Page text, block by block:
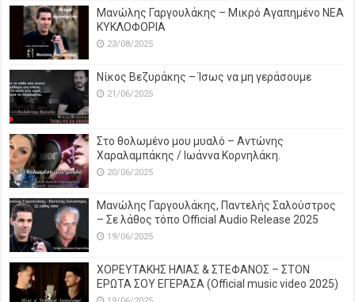
Μανώλης Γαργουλάκης – Μικρό Αγαπημένο NEΑ
ΚΥΚΛΟΦΟΡΙΑ
23/08/2025
Νίκος Βεζυράκης – Ίσως να μη γεράσουμε
21/06/2025
Στο θολωμένο μου μυαλό – Αντώνης
Χαραλαμπάκης / Ιωάννα Κορνηλάκη.
20/06/2025
Μανώλης Γαργουλάκης, Παντελής Σαλούστρος
– Σε λάθος τόπο Official Audio Release 2025
19/06/2025
ΧΟΡΕΥΤΑΚΗΣ ΗΛΙΑΣ & ΣΤΕΦΑΝΟΣ – ΣΤΟΝ
ΕΡΩΤΑ ΣΟΥ ΕΓΕΡΑΣΑ (Official music video 2025)